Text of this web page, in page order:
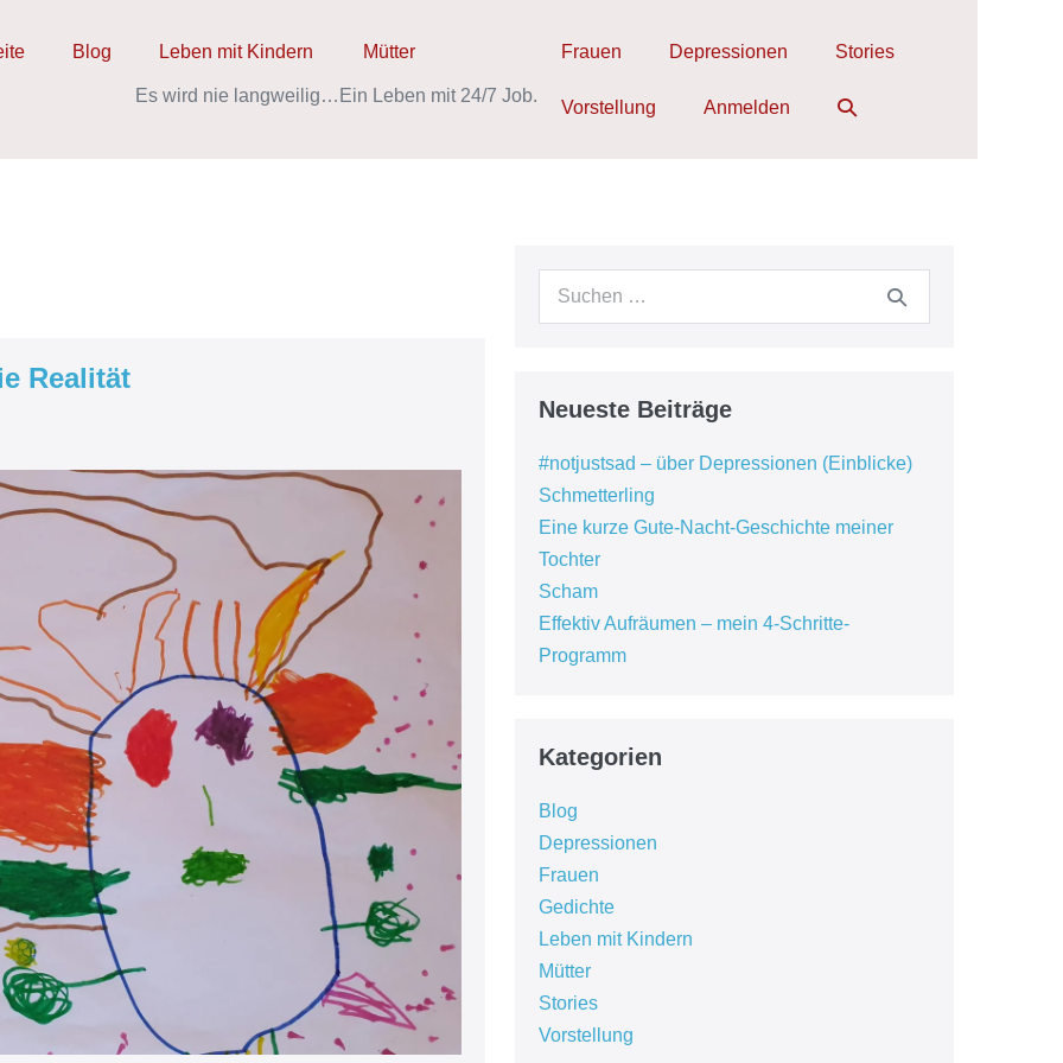
Blog Leben mit Kindern
Es wird nie langweilig…
Mütter
Ein Leben mit 24/7 Job.
Frauen Depressionen Stories
Vorstellung Anmelden
Suche-
Realität
Suchen
Neueste Beiträge
#notjustsad – über Depressionen (Einblicke)
Schmetterling
Eine kurze Gute-Nacht-Geschichte meiner
Tochter
Scham
Effektiv Aufräumen – mein 4-Schritte-
Programm
Kategorien
Blog
Depressionen
Frauen
Gedichte
Leben mit Kindern
Mütter
Stories
Vorstellung